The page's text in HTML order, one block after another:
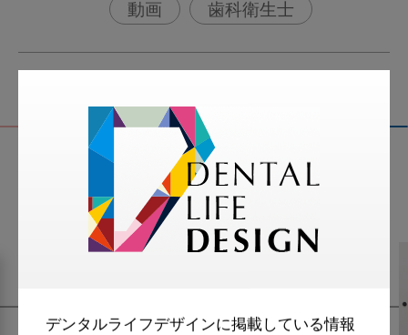
デンタルライフデザインに掲載している情報
動画 歯科衛生士
関連記事